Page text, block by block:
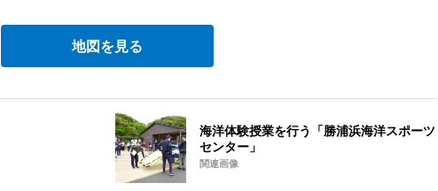
地図を見る
海洋体験授業を行う「勝浦浜海洋スポーツ
センター」
関連画像